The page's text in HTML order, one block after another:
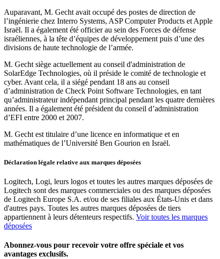
Auparavant, M. Gecht avait occupé des postes de direction de
l’ingénierie chez Interro Systems, ASP Computer Products et Apple
Israël. Il a également été officier au sein des Forces de défense
israéliennes, à la tête d’équipes de développement puis d’une des
divisions de haute technologie de l’armée.
M. Gecht siège actuellement au conseil d'administration de
SolarEdge Technologies, où il préside le comité de technologie et
cyber. Avant cela, il a siégé pendant 18 ans au conseil
d’administration de Check Point Software Technologies, en tant
qu’administrateur indépendant principal pendant les quatre dernières
années. Il a également été président du conseil d’administration
d’EFI entre 2000 et 2007.
M. Gecht est titulaire d’une licence en informatique et en
mathématiques de l’Université Ben Gourion en Israël.
Déclaration légale relative aux marques déposées
Logitech, Logi, leurs logos et toutes les autres marques déposées de
Logitech sont des marques commerciales ou des marques déposées
de Logitech Europe S.A. et/ou de ses filiales aux États-Unis et dans
d'autres pays. Toutes les autres marques déposées de tiers
appartiennent à leurs détenteurs respectifs. Voir toutes les marques
déposées
Abonnez-vous pour recevoir votre offre spéciale et vos
avantages exclusifs.